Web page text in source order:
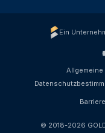
Ein
© 2018-2026